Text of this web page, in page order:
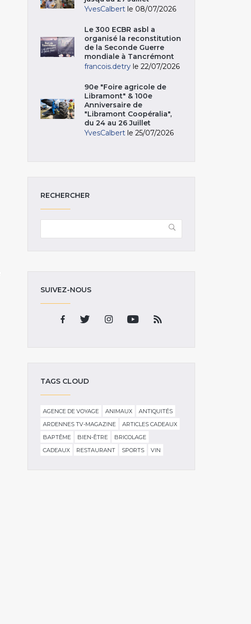
YvesCalbert le 08/07/2026
Le 300 ECBR asbl a
organisé la reconstitution
de la Seconde Guerre
mondiale à Tancrémont
francois.detry le 22/07/2026
90e "Foire agricole de
Libramont" & 100e
Anniversaire de
"Libramont Coopéralia",
du 24 au 26 Juillet
YvesCalbert le 25/07/2026
RECHERCHER
SUIVEZ-NOUS
TAGS CLOUD
AGENCE DE VOYAGE ANIMAUX
ANTIQUITÉS
ARDENNES TV-MAGAZINE
ARTICLES CADEAUX
BAPTÊME
BIEN-ÊTRE
BRICOLAGE
CADEAUX
RESTAURANT SPORTS VIN